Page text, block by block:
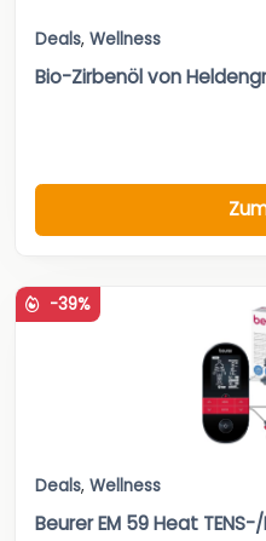
Deals, Wellness
Bio-Zirbenöl von
-39%
Deals, Wellness
Beurer EM 59 Heat